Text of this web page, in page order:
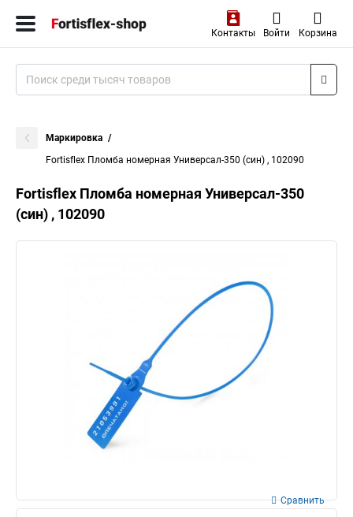
Контакты Войти Корзина
Маркировка
Fortisflex Пломба номерная Универсал-350 (син) , 102090
Fortisflex Пломба номерная Универсал-350
(син) , 102090
Сравнить